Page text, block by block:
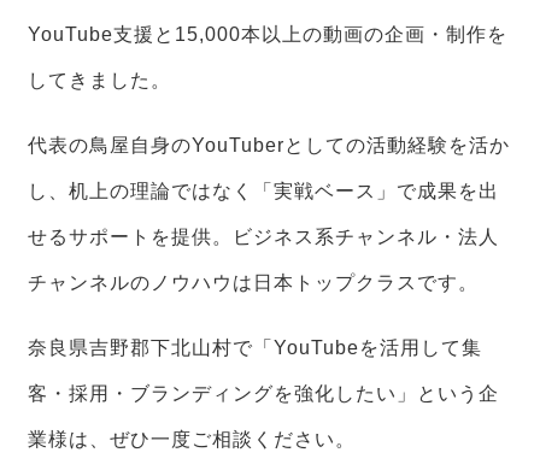
YouTube支援と15,000本以上の動画の企画・制作を
してきました。
代表の鳥屋自身のYouTuberとしての活動経験を活か
し、机上の理論ではなく「実戦ベース」で成果を出
せるサポートを提供。ビジネス系チャンネル・法人
チャンネルのノウハウは日本トップクラスです。
奈良県吉野郡下北山村で「YouTubeを活用して集
客・採用・ブランディングを強化したい」という企
業様は、ぜひ一度ご相談ください。